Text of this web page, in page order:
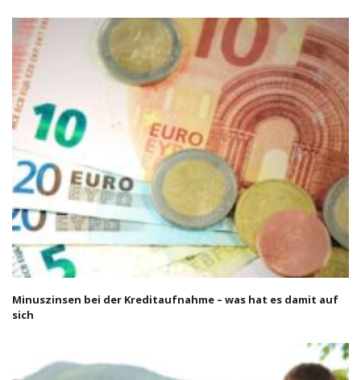
Minuszinsen bei der Kreditaufnahme – was hat es damit auf
sich